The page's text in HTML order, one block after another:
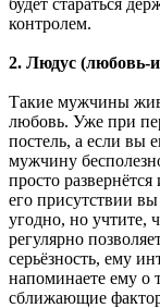
контролем.
2. Людус (любовь-
Такие мужчины
любовь. Уже при
постель, а если вы
мужчину
просто
его присутствии
угодно, но учтите,
регулярно
серьёзность, ему
напоминаете ему о
сближающие